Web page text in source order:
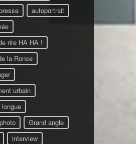
autoportrait
rire HA HA !
la Ronce
urbain
Grand angle
interview